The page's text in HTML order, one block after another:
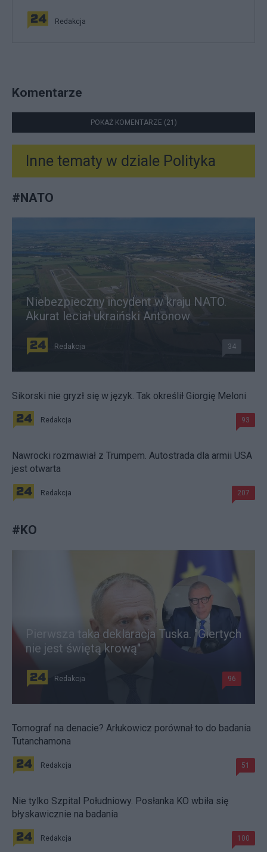
Redakcja
Komentarze
POKAŻ KOMENTARZE (21)
Inne tematy w dziale Polityka
#NATO
Niebezpieczny incydent w kraju NATO.
Akurat leciał ukraiński Antonow
Redakcja 34
Sikorski nie gryzł się w język. Tak określił Giorgię Meloni
Redakcja 93
Nawrocki rozmawiał z Trumpem. Autostrada dla armii USA
jest otwarta
Redakcja 207
#KO
Pierwsza taka deklaracja Tuska. "Giertych
nie jest świętą krową"
Redakcja 96
Tomograf na denacie? Arłukowicz porównał to do badania
Tutanchamona
Redakcja 51
Nie tylko Szpital Południowy. Posłanka KO wbiła się
błyskawicznie na badania
Redakcja 100